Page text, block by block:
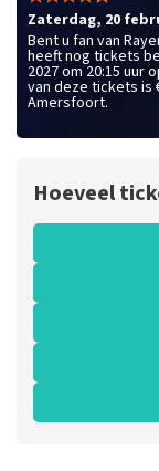
zaterdag, 20
Bent u fan van
heeft nog tickets
2027 om 20:15 uur
van deze tickets is
Amersfoort.
Hoeveel